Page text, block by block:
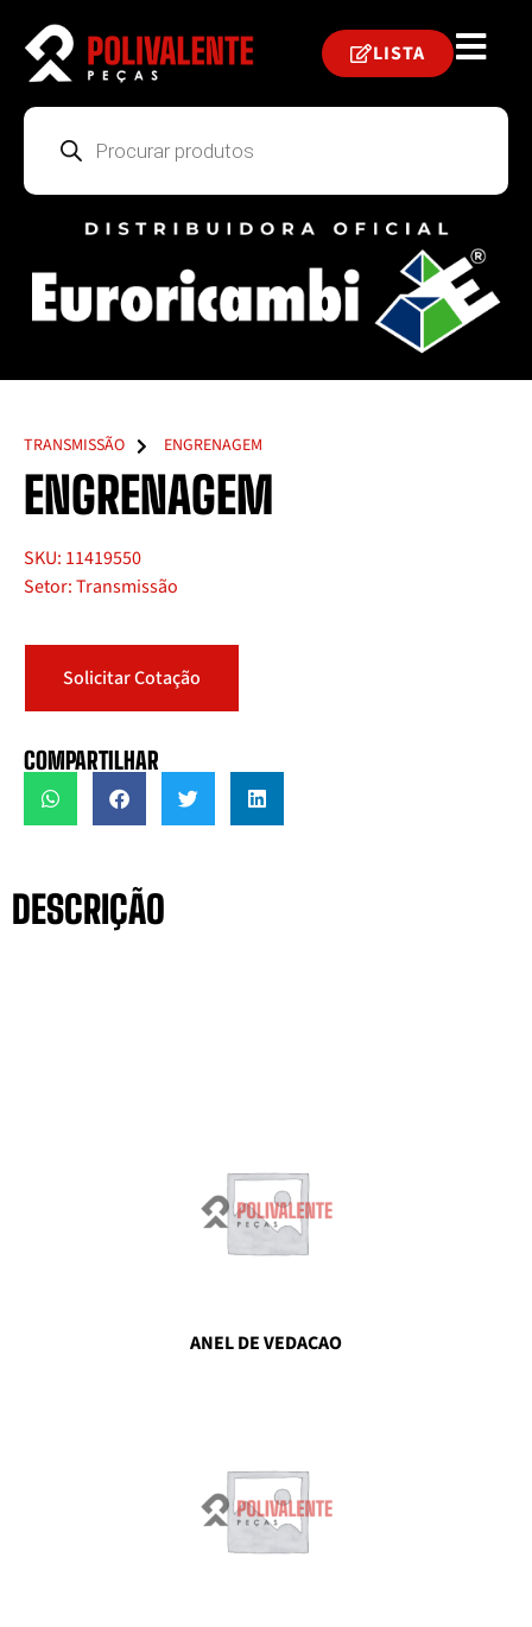
LISTA
TRANSMISSÃO ENGRENAGEM
ENGRENAGEM
SKU: 11419550
Setor: Transmissão
Solicitar Cotação
COMPARTILHAR
DESCRIÇÃO
ANEL DE VEDACAO